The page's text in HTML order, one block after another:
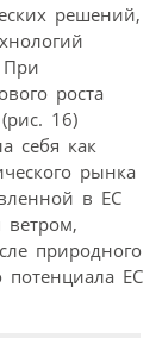
решений,
При
роста
16)
себя как
рынка
в ЕС
ветром,
природного
потенциала ЕС